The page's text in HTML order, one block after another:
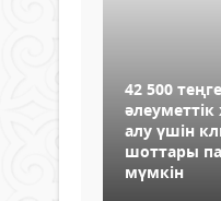
42 500
алу үшін
шоттары
мүмкін